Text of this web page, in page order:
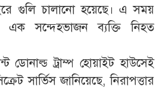
গুলি চালানো হয়েছে। এ সময়
এক সন্দেহভাজন ব্যক্তি নিহত
ডোনাল্ড ট্রাম্প হোয়াইট হাউসেই
সার্ভিস জানিয়েছে, নিরাপত্তার